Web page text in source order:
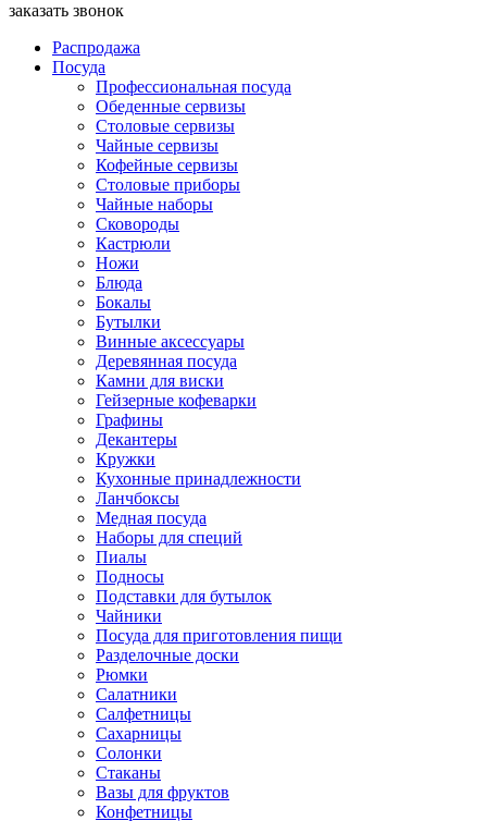
заказать звонок
Распродажа
Посуда
Профессиональная посуда
Обеденные сервизы
Столовые сервизы
Чайные сервизы
Кофейные сервизы
Столовые приборы
Чайные наборы
Сковороды
Кастрюли
Ножи
Блюда
Бокалы
Бутылки
Винные аксессуары
Деревянная посуда
Камни для виски
Гейзерные кофеварки
Графины
Декантеры
Кружки
Кухонные принадлежности
Ланчбоксы
Медная посуда
Наборы для специй
Пиалы
Подносы
Подставки для бутылок
Чайники
Посуда для приготовления пищи
Разделочные доски
Рюмки
Салатники
Салфетницы
Сахарницы
Солонки
Стаканы
Вазы для фруктов
Конфетницы